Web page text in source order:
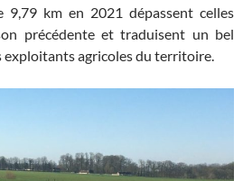
km en 2021 dépassent celles
précédente et traduisent un bel
exploitants agricoles du territoire.